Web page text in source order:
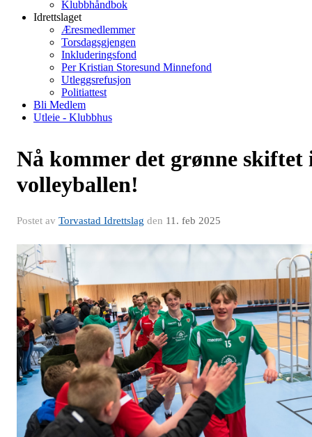
Klubbhåndbok
Idrettslaget
Æresmedlemmer
Torsdagsgjengen
Inkluderingsfond
Per Kristian Storesund Minnefond
Utleggsrefusjon
Politiattest
Bli Medlem
Utleie - Klubbhus
Nå kommer det grønne skiftet
volleyballen!
Postet av Torvastad Idrettslag den 11. feb 2025